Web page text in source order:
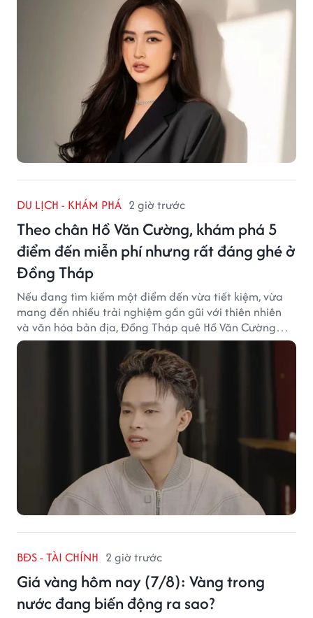
DU LỊCH - KHÁM PHÁ 2 giờ trước
Theo chân Hồ Văn Cường, khám phá 5
điểm đến miễn phí nhưng rất đáng ghé ở
Đồng Tháp
Nếu đang tìm kiếm một điểm đến vừa tiết kiệm, vừa
mang đến nhiều trải nghiệm gần gũi với thiên nhiên
và văn hóa bản địa, Đồng Tháp quê Hồ Văn Cường
chắc chắn là lựa chọn đáng cân nhắc.
BĐS - TÀI CHÍNH 2 giờ trước
Giá vàng hôm nay (7/8): Vàng trong
nước đang biến động ra sao?